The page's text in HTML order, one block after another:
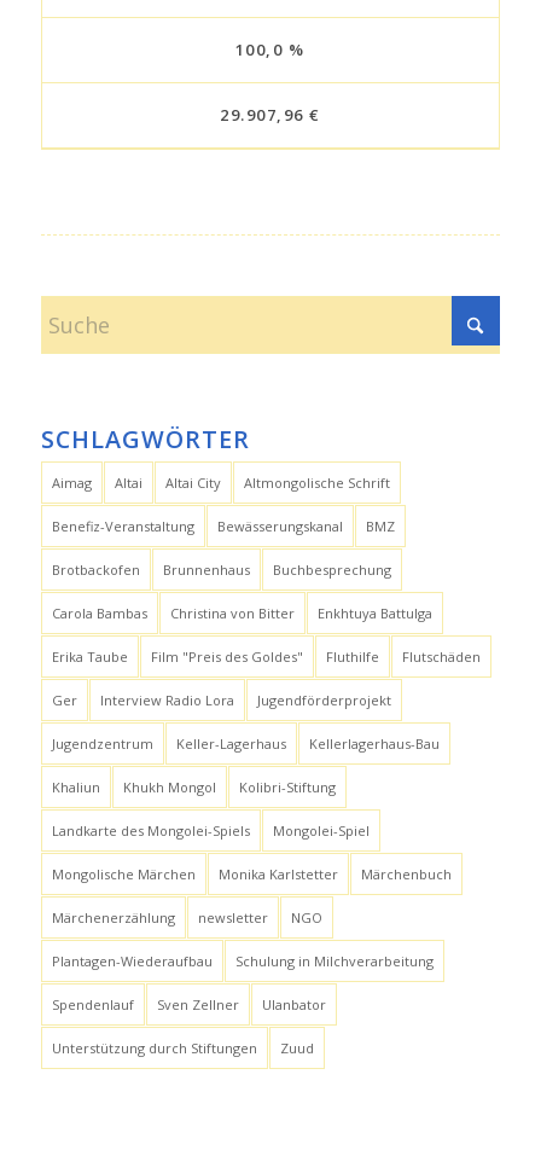
100,0 %
29.907,96 €
SCHLAGWÖRTER
Aimag Altai Altai City Altmongolische Schrift
Benefiz-Veranstaltung Bewässerungskanal BMZ
Brotbackofen Brunnenhaus Buchbesprechung
Carola Bambas Christina von Bitter Enkhtuya Battulga
Erika Taube Film "Preis des Goldes" Fluthilfe Flutschäden
Ger Interview Radio Lora Jugendförderprojekt
Jugendzentrum Keller-Lagerhaus Kellerlagerhaus-Bau
Khaliun Khukh Mongol Kolibri-Stiftung
Landkarte des Mongolei-Spiels Mongolei-Spiel
Mongolische Märchen Monika Karlstetter Märchenbuch
Märchenerzählung newsletter NGO
Plantagen-Wiederaufbau Schulung in Milchverarbeitung
Spendenlauf Sven Zellner Ulanbator
Unterstützung durch Stiftungen Zuud